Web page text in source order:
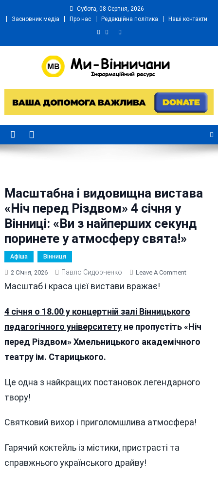
Субота, 08 Серпня, 2026
Засновник медіа
Про нас Редакційна політика Наші контакти
Ми Вінничани
Масштабна і видовищна вистава
«Ніч перед Різдвом» 4 січня у
Вінниці: «Ви з найперших секунд
поринете у атмосферу свята!»
Афіша Вінниця
2 Січня, 2026 Павло Сидорченко Leave A CommentOn
Вистава
«Ніч
Перед
У
Масштаб і краса цієї вистави вражає!
4 січня о 18.00 у концертній залі Вінницького
педагогічного університетуне пропустіть «Ніч
перед Різдвом» Хмельницького академічного
театру ім. Старицького.
Це одна з найкращих постановок легендарного
твору!
Святковий вихор і приголомшлива атмосфера!
Гарячий коктейль із містики, пристрасті та
справжнього українського драйву!